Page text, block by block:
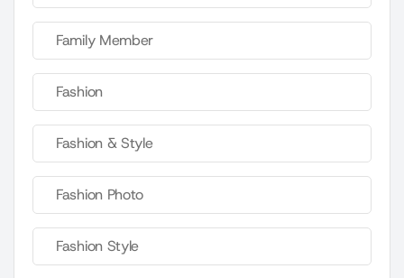
Family Member
Fashion
Fashion & Style
Fashion Photo
Fashion Style